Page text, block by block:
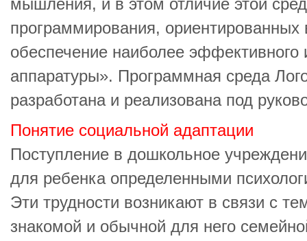
мышления, и в этом отличие этой
программирования, ориентированных
обеспечение наиболее эффективного
аппаратуры». Программная среда
разработана и реализована под
Понятие социальной адаптации
Поступление в дошкольное
для ребенка определенными
Эти трудности возникают в связи с
знакомой и обычной для него